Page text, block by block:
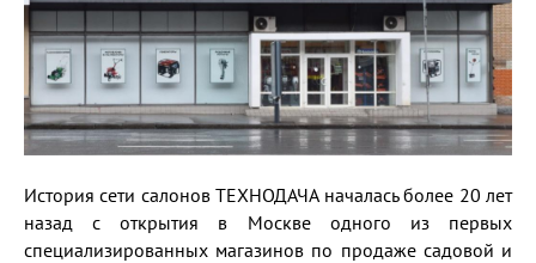
История сети салонов ТЕХНОДАЧА началась более 20 лет
назад с открытия в Москве одного из первых
специализированных магазинов по продаже садовой и